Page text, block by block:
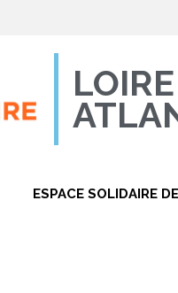
LOIRE
ESPACE SOLIDAIRE